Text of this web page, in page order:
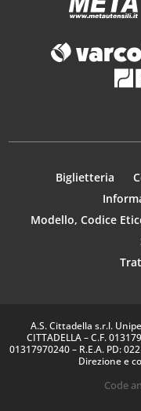
Biglietteria
Modello, Codice
A.S. Cittadella s.r.l.
CITTADELLA – C.F.
01317970240 – R.E.A. PD:
Direzione e
Code